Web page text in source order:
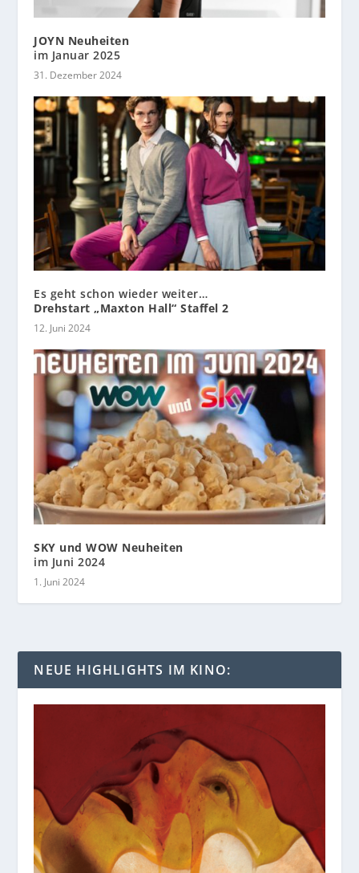
JOYN Neuheiten
im Januar 2025
31. Dezember 2024
Es geht schon wieder weiter…
Drehstart „Maxton Hall“ Staffel 2
12. Juni 2024
SKY und WOW Neuheiten
im Juni 2024
1. Juni 2024
NEUE HIGHLIGHTS IM KINO: